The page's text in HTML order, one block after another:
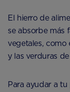
El hierro de
se absorbe más
vegetales, como
y las verduras
Para ayudar a